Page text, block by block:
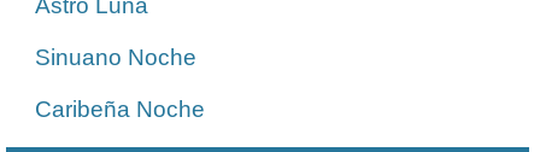
Astro Luna
Sinuano Noche
Caribeña Noche